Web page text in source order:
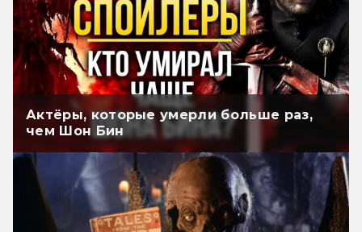
Актёры, которые умерли больше раз,
чем Шон Бин